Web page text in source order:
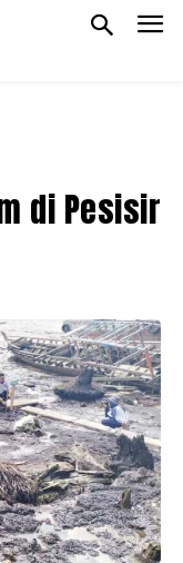
di Pesisir